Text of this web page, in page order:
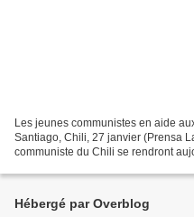
Les jeunes communistes en aide
Santiago, Chili, 27 janvier (Prensa
communiste du Chili se rendront
Hébergé par Overblog